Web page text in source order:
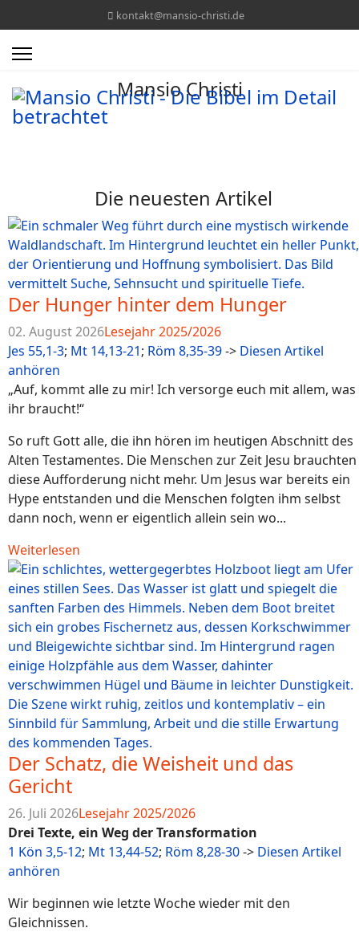
kontakt@mansio-christi.de
Mansio Christi
Die neuesten Artikel
Der Hunger hinter dem Hunger
02. August 2026Lesejahr 2025/2026
Jes 55,1-3; Mt 14,13-21; Röm 8,35-39-> Diesen Artikel
anhören
„Auf, kommt alle zu mir! Ich versorge euch mit allem, was
ihr braucht!“
So ruft Gott alle, die ihn hören im heutigen Abschnitt des
Alten Testamentes. Die Menschen zur Zeit Jesu brauchten
diese Aufforderung nicht mehr. Um Jesus war bereits ein
Hype entstanden und die Menschen folgten ihm selbst
dann noch, wenn er eigentlich allein sein wo...
Weiterlesen
Der Schatz, die Weisheit und das
Gericht
26. Juli 2026Lesejahr 2025/2026
Drei Texte, ein Weg der Transformation
1 Kön 3,5-12; Mt 13,44-52; Röm 8,28-30-> Diesen Artikel
anhören
Wir beginnen wie letzte Woche wieder mit den
Gleichnissen.